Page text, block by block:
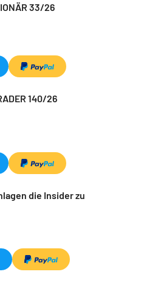
33/26
140/26
die Insider zu